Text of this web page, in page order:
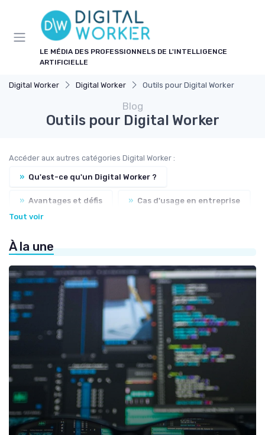
LE MÉDIA DES PROFESSIONNELS DE L'INTELLIGENCE
ARTIFICIELLE
Digital Worker Digital Worker Outils pour Digital Worker
Blog
Outils pour Digital Worker
Accéder aux autres catégories Digital Worker :
» Qu'est-ce qu'un Digital Worker ?
» Avantages et défis » Cas d'usage en entreprise
Tout voir
À la une